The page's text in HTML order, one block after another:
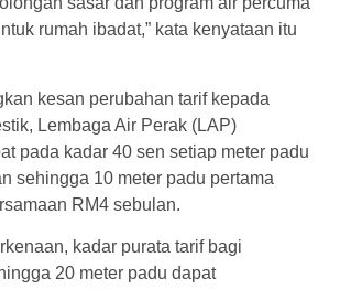
rumah ibadat,” kata kenyataan itu
kesan perubahan tarif kepada
Lembaga Air Perak (LAP)
pada kadar 40 sen setiap meter padu
sehingga 10 meter padu pertama
RM4 sebulan.
kadar purata tarif bagi
20 meter padu dapat